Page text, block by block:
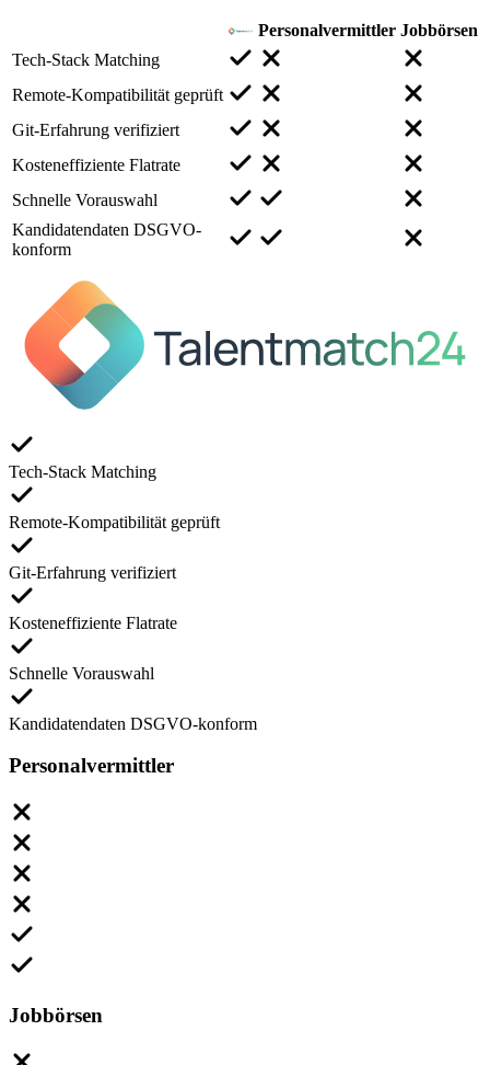
Personalvermittler Jobbörsen
Tech-Stack Matching
Remote-Kompatibilität geprüft
Git-Erfahrung verifiziert
Kosteneffiziente Flatrate
Schnelle Vorauswahl
Kandidatendaten DSGVO-
konform
Tech-Stack Matching
Remote-Kompatibilität geprüft
Git-Erfahrung verifiziert
Kosteneffiziente Flatrate
Schnelle Vorauswahl
Kandidatendaten DSGVO-konform
Personalvermittler
Jobbörsen